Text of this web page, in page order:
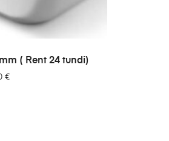
( Rent 24 tundi)
€